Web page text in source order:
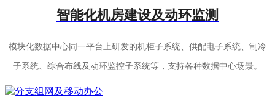
智能化机房建设及动环监测
模块化数据中心同一平台上研发的机柜子系统、供配电子系统、制冷
子系统、综合布线及动环监控子系统等，支持各种数据中心场景。